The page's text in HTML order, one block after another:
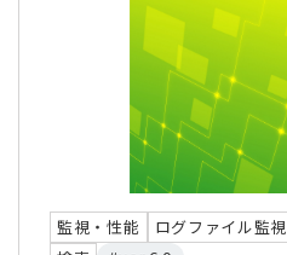
監視・性能 ログファイル監視